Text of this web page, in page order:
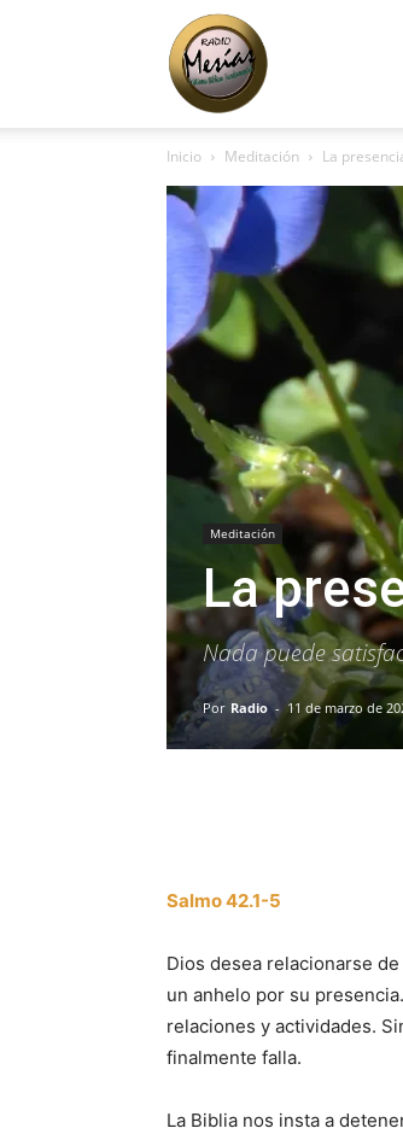
Radio
Mesías
Inicio Meditación La
Meditación
La
Nada puede
Por Radio - 11 de marzo de
Salmo 42.1-5
Dios desea relacionarse
un anhelo por su
relaciones y actividades.
finalmente falla.
La Biblia nos insta a